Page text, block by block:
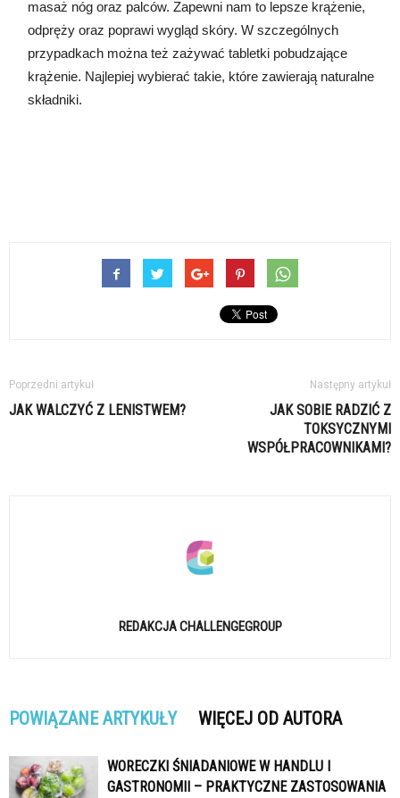
masaż nóg oraz palców. Zapewni nam to lepsze krążenie,
odpręży oraz poprawi wygląd skóry. W szczególnych
przypadkach można też zażywać tabletki pobudzające
krążenie. Najlepiej wybierać takie, które zawierają naturalne
składniki.
Poprzedni artykuł
JAK WALCZYĆ Z LENISTWEM?
Następny artykuł
JAK SOBIE RADZIĆ Z
TOKSYCZNYMI
WSPÓŁPRACOWNIKAMI?
REDAKCJA CHALLENGEGROUP
POWIĄZANE ARTYKUŁY WIĘCEJ OD AUTORA
WORECZKI ŚNIADANIOWE W HANDLU I
GASTRONOMII – PRAKTYCZNE ZASTOSOWANIA